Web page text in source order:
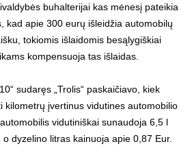
buhalterijai kas mėnesį pateikia
kad apie 300 eurų išleidžia automobilų
tokiomis išlaidomis besąlygiškiai
kompensuoja tas išlaidas.
sudaręs „Trolis“ paskaičiavo, kiek
kilometrų įvertinus vidutines automobilio
vidutiniškai sunaudoja 6,5 l
dyzelino litras kainuoja apie 0,87 Eur.